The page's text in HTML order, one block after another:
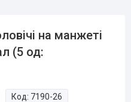
на манжеті
(5 од:
Код: 7190-26